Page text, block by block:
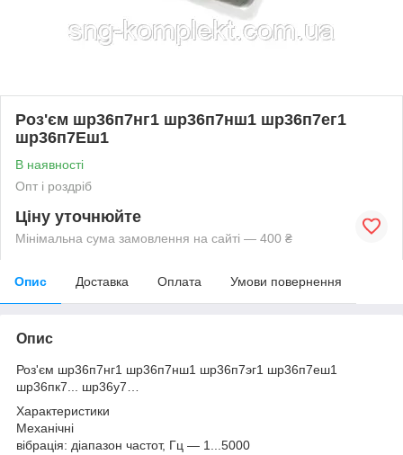
Роз'єм шр36п7нг1 шр36п7нш1 шр36п7ег1
шр36п7Еш1
В наявності
Опт і роздріб
Ціну уточнюйте
Мінімальна сума замовлення на сайті — 400 ₴
Опис Доставка Оплата Умови повернення
Опис
Роз'єм шр36п7нг1 шр36п7нш1 шр36п7эг1 шр36п7еш1
шр36пк7... шр36у7…
Характеристики
Механічні
вібрація: діапазон частот, Гц — 1...5000